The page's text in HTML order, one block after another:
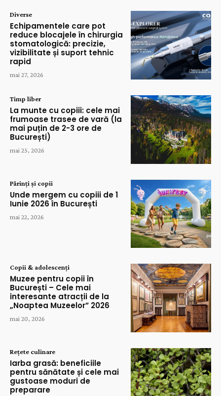
Diverse
Echipamentele care pot
reduce blocajele în chirurgia
stomatologică: precizie,
vizibilitate și suport tehnic
rapid
mai 27, 2026
Timp liber
La munte cu copiii: cele mai
frumoase trasee de vară (la
mai puțin de 2-3 ore de
București)
mai 25, 2026
Părinți și copii
Unde mergem cu copiii de 1
Iunie 2026 în București
mai 22, 2026
Copii & adolescenți
Muzee pentru copii în
București – Cele mai
interesante atracții de la
„Noaptea Muzeelor” 2026
mai 20, 2026
Rețete culinare
Iarba grasă: beneficiile
pentru sănătate și cele mai
gustoase moduri de
preparare